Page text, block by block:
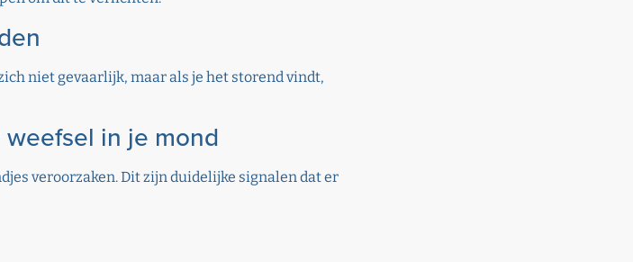
niet gevaarlijk, maar als je het storend vindt,
in je mond
veroorzaken. Dit zijn duidelijke signalen dat er